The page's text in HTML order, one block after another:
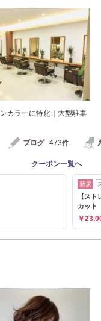
カラーに特化｜大型駐車
ブログ 473件
クーポン一覧へ
新規
【ス
カット
￥